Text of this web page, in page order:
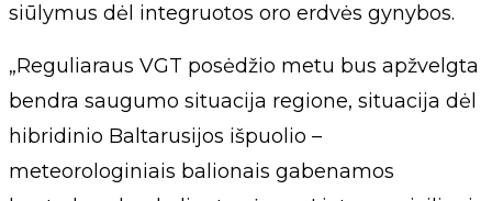
siūlymus dėl integruotos oro erdvės gynybos.
„Reguliaraus VGT posėdžio metu bus apžvelgta
bendra saugumo situacija regione, situacija dėl
hibridinio Baltarusijos išpuolio –
meteorologiniais balionais gabenamos